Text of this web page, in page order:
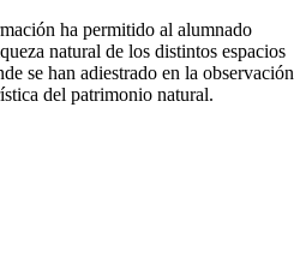
ha permitido al alumnado
natural de los distintos espacios
se han adiestrado en la observación
del patrimonio natural.